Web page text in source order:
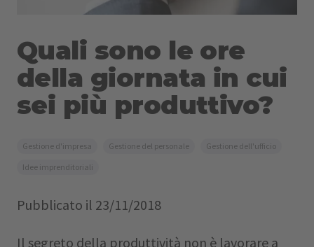
Quali sono le ore
della giornata in cui
sei più produttivo?
Gestione d'impresa Gestione del personale
Gestione dell'ufficio
Idee imprenditoriali
Pubblicato il 23/11/2018
Il segreto della produttività non è lavorare a